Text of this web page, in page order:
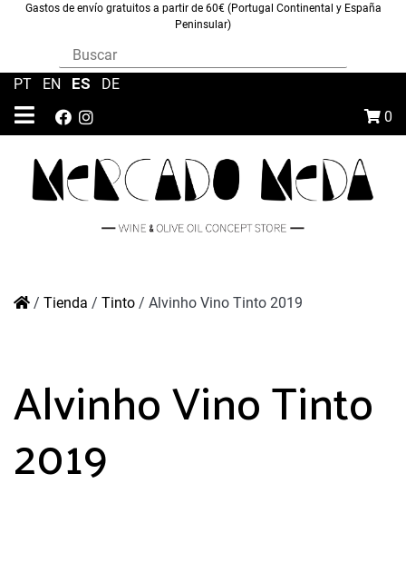
Gastos de envío gratuitos a partir de 60€ (Portugal Continental y España
Peninsular)
0
PT EN ES DE
/ Tienda / Tinto / Alvinho Vino Tinto 2019
Alvinho Vino Tinto
2019